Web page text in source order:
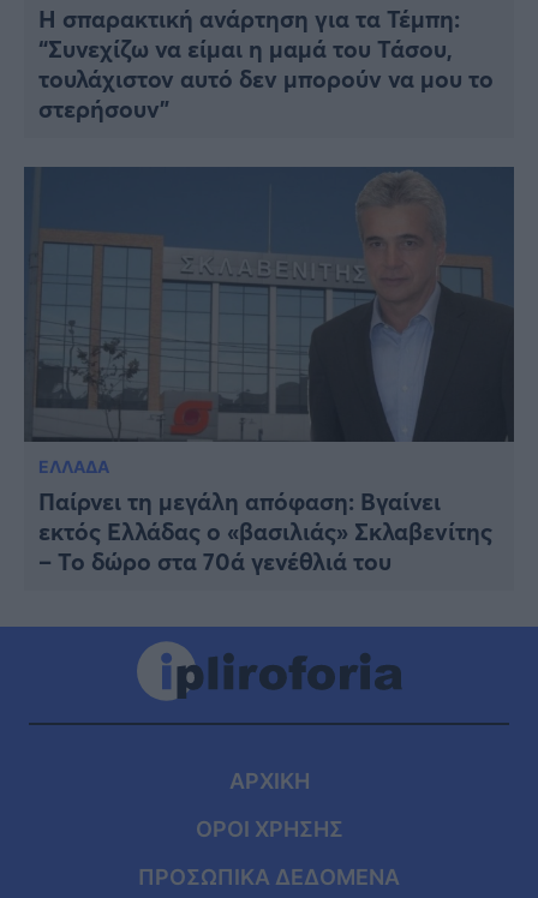
Η σπαρακτική ανάρτηση για τα Τέμπη:
“Συνεχίζω να είμαι η μαμά του Τάσου,
τουλάχιστον αυτό δεν μπορούν να μου το
στερήσουν”
ΕΛΛΑΔΑ
Παίρνει τη μεγάλη απόφαση: Βγαίνει
εκτός Ελλάδας ο «βασιλιάς» Σκλαβενίτης
– Το δώρο στα 70ά γενέθλιά του
ΑΡΧΙΚΗ
ΟΡΟΙ ΧΡΗΣΗΣ
ΠΡΟΣΩΠΙΚΑ ΔΕΔΟΜΕΝΑ